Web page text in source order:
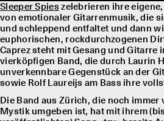
Sleeper Spieszelebrieren ihre
von emotionaler Gitarrenmusik, die
und schleppend entfaltet und dann
euphorischen, rockdurchzogenen
Caprez steht mit Gesang und Gitarre
vierköpfigen Band, die durch Laurin
unverkennbare Gegenstück an der
sowie Rolf Laureĳs am Bass ihre
Die Band aus Zürich, die noch immer
Mystik umgeben ist, hat mit ihrem